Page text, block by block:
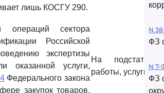
лишь КОСГУ 290.
операций сектора
Российской
экспертизы
оказанной услуги,
Федерального закона
закупок товаров,
На подстатью
работы, услуги"
N
ФЗ
N 7-
ФЗ